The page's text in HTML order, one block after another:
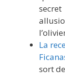
La
sort